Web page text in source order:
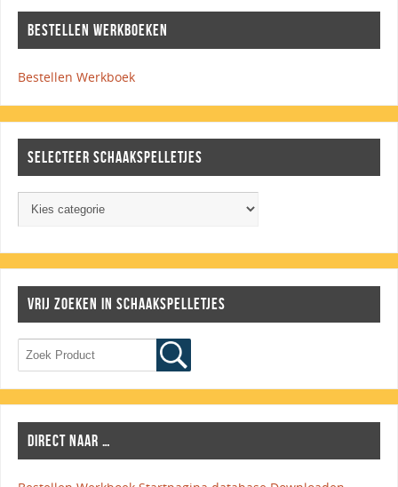
BESTELLEN WERKBOEKEN
Bestellen Werkboek
SELECTEER SCHAAKSPELLETJES
VRIJ ZOEKEN IN SCHAAKSPELLETJES
DIRECT NAAR …